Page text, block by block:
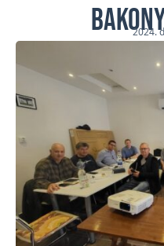
2024.